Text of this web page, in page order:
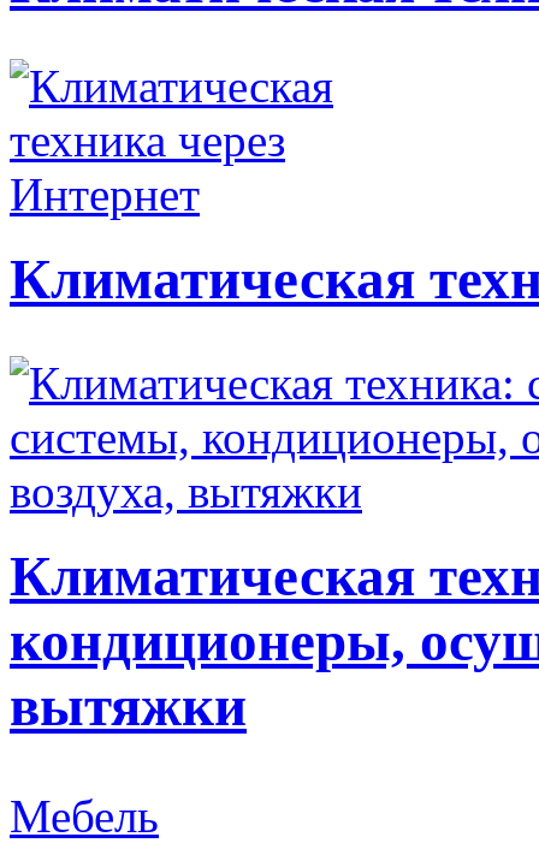
Климатическая
Климатическая
кондиционеры,
вытяжки
Мебель